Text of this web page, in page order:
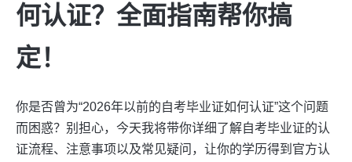
何认证？全面指南帮你搞
定！
你是否曾为“2026年以前的自考毕业证如何认证”这个问题
而困惑？别担心，今天我将带你详细了解自考毕业证的认
证流程、注意事项以及常见疑问，让你的学历得到官方认